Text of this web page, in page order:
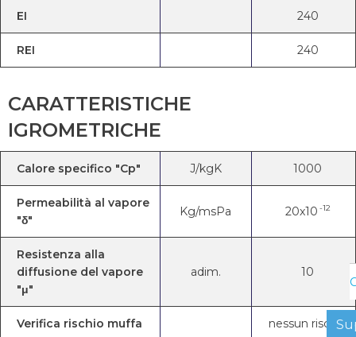
EI 240
REI 240
CARATTERISTICHE
IGROMETRICHE
Calore specifico "Cp" J/kgK 1000
Permeabilità al vapore
"δ"
Kg/msPa 20x10 -12
Resistenza alla
diffusione del vapore
"μ"
adim. 10
Verifica rischio muffa nessun rischio